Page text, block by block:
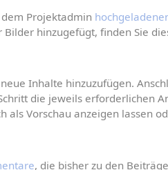
Projektadmin
hinzugefügt, finden Sie
Inhalte hinzuzufügen.
die jeweils erforderlichen
als Vorschau anzeigen lassen
, die bisher zu den